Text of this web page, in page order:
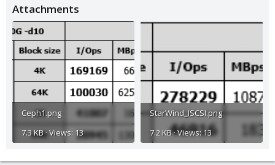
Attachments
Ceph1.png
7.3 KB · Views: 13
StarWind_ISCSI.png
7.2 KB · Views: 13